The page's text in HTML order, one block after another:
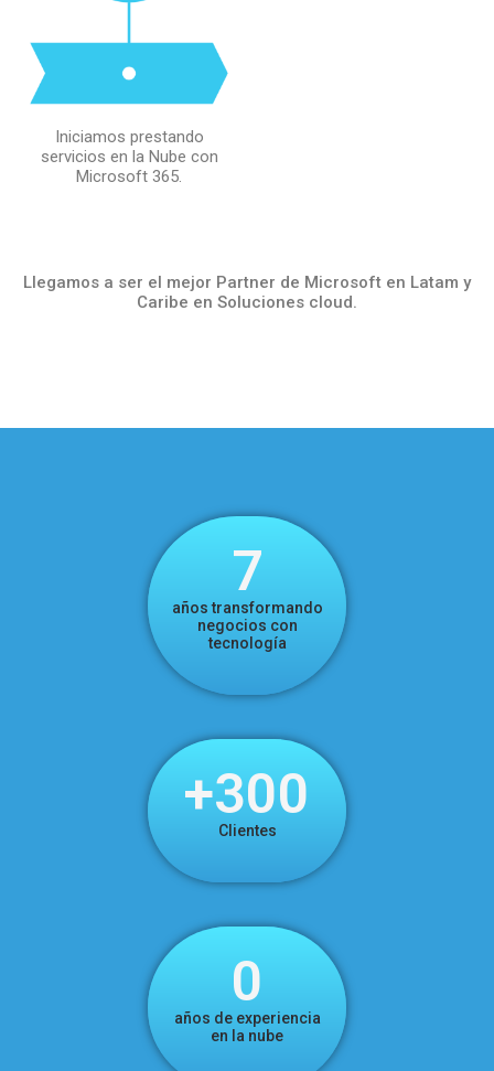
Iniciamos prestando
servicios en la Nube con
Microsoft 365.
Llegamos a ser el mejor Partner de Microsoft en Latam y
Caribe en Soluciones cloud.
7
años transformando
negocios con
tecnología
+300
Clientes
0
años de experiencia
en la nube